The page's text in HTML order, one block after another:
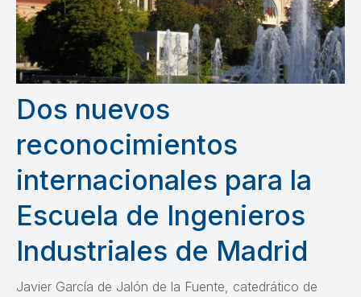
Dos nuevos
reconocimientos
internacionales para la
Escuela de Ingenieros
Industriales de Madrid
Javier García de Jalón de la Fuente, catedrático de